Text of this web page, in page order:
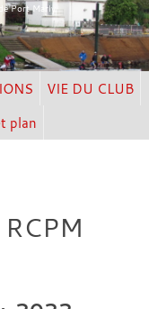
Port Marly
VIE DU CLUB
plan